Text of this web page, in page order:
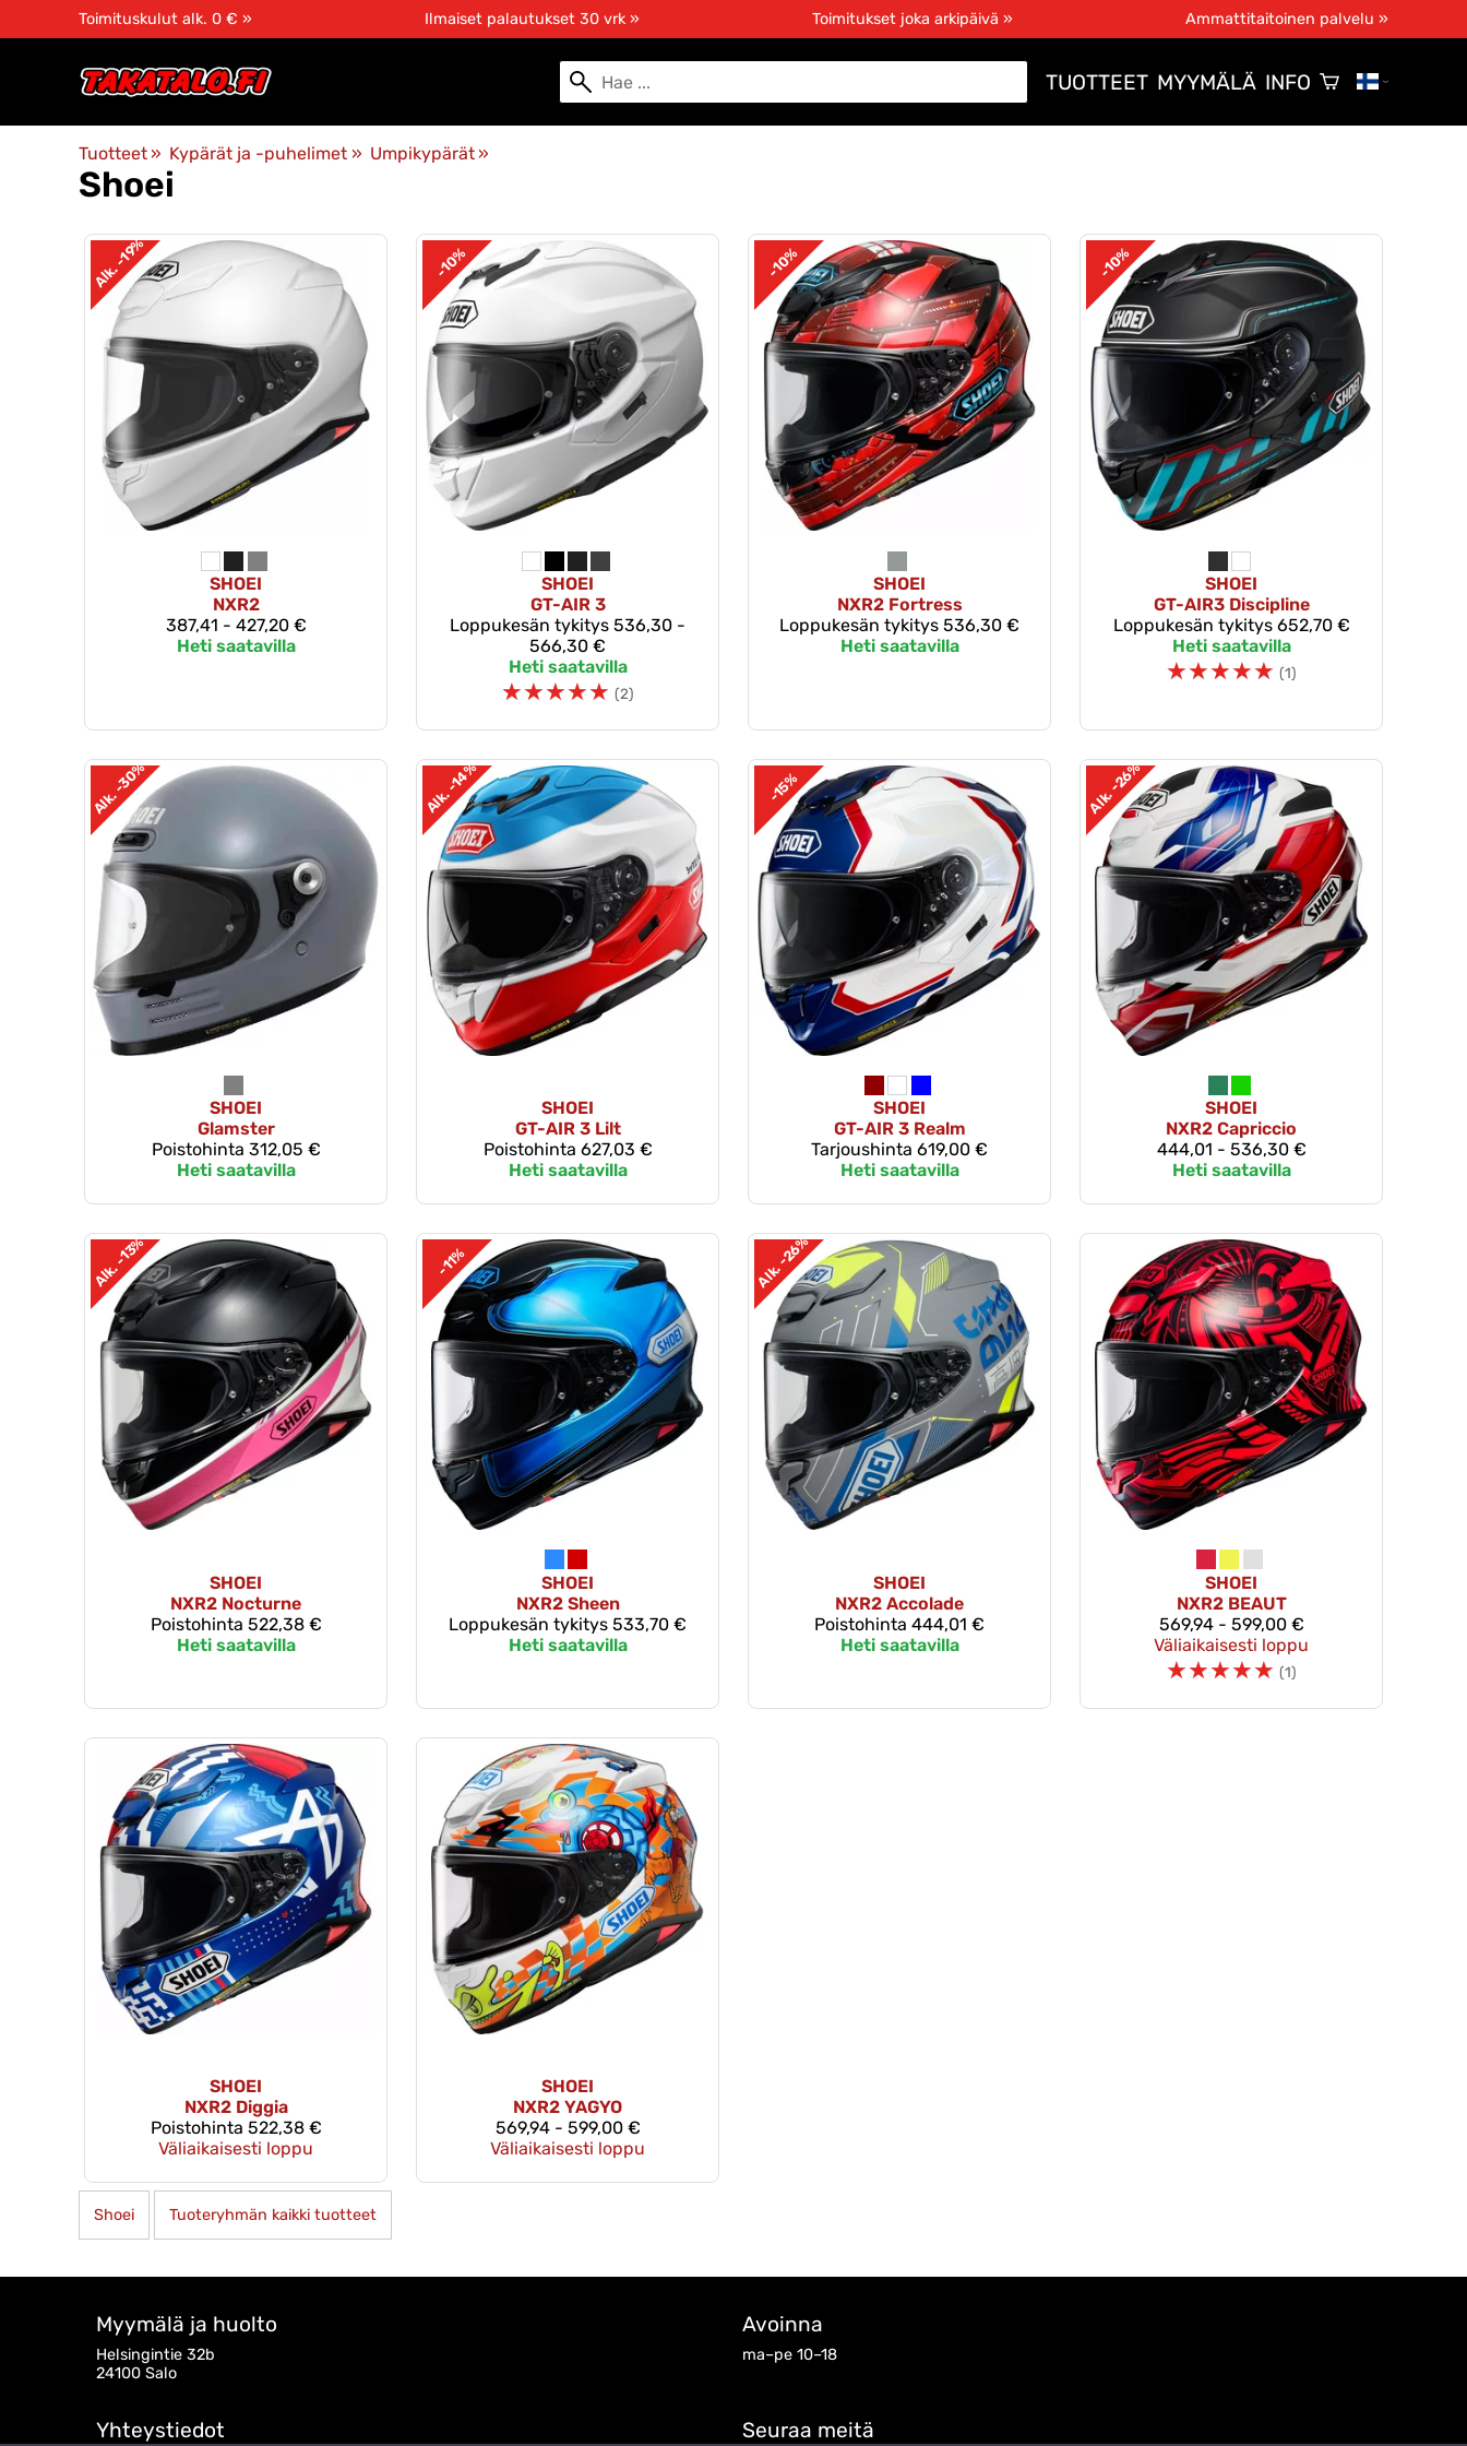
Toimituskulut alk. 0 € » Ilmaiset palautukset 30 vrk » Toimitukset joka arkipäivä » Ammattitaitoinen palvelu »
TUOTTEET MYYMÄLÄ INFO
Tuotteet ‪» Kypärät ja -puhelimet ‪» Umpikypärät ‪»
Shoei
Alk. -19%
SHOEI
NXR2
387,41 - 427,20 €
Heti saatavilla
-10%
SHOEI
GT-AIR 3
Loppukesän tykitys 536,30 -
566,30 €
Heti saatavilla
☆☆☆☆☆ (2)
-10%
SHOEI
NXR2 Fortress
Loppukesän tykitys 536,30 €
Heti saatavilla
-10%
SHOEI
GT-AIR3 Discipline
Loppukesän tykitys652,70 €
Heti saatavilla
☆☆☆☆☆ (1)
Alk. -30%
SHOEI
Glamster
Poistohinta 312,05 €
Heti saatavilla
Alk. -14%
SHOEI
GT-AIR 3 Lilt
Poistohinta 627,03 €
Heti saatavilla
-15%
SHOEI
GT-AIR 3 Realm
Tarjoushinta 619,00 €
Heti saatavilla
Alk. -26%
SHOEI
NXR2 Capriccio
444,01 - 536,30 €
Heti saatavilla
Alk. -13%
SHOEI
NXR2 Nocturne
Poistohinta 522,38 €
Heti saatavilla
-11%
SHOEI
NXR2 Sheen
Loppukesän tykitys 533,70 €
Heti saatavilla
Alk. -26%
SHOEI
NXR2 Accolade
Poistohinta 444,01 €
Heti saatavilla
SHOEI
NXR2 BEAUT
569,94 - 599,00 €
Väliaikaisesti loppu
☆☆☆☆☆ (1)
SHOEI
NXR2 Diggia
Poistohinta 522,38 €
Väliaikaisesti loppu
SHOEI
NXR2 YAGYO
569,94 - 599,00 €
Väliaikaisesti loppu
Shoei Tuoteryhmän kaikki tuotteet
Myymälä ja huolto
Helsingintie 32b
24100 Salo
Avoinna
ma–pe 10–18
Yhteystiedot Seuraa meitä